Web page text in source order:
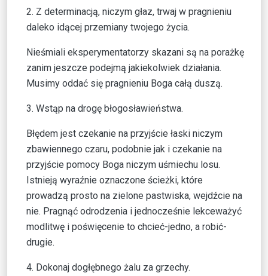
2. Z determinacją, niczym głaz, trwaj w pragnieniu
daleko idącej przemiany twojego życia.
Nieśmiali eksperymentatorzy skazani są na porażkę
zanim jeszcze podejmą jakiekolwiek działania.
Musimy oddać się pragnieniu Boga całą duszą.
3. Wstąp na drogę błogosławieństwa.
Błędem jest czekanie na przyjście łaski niczym
zbawiennego czaru, podobnie jak i czekanie na
przyjście pomocy Boga niczym uśmiechu losu.
Istnieją wyraźnie oznaczone ścieżki, które
prowadzą prosto na zielone pastwiska, wejdźcie na
nie. Pragnąć odrodzenia i jednocześnie lekceważyć
modlitwę i poświęcenie to chcieć-jedno, a robić-
drugie.
4. Dokonaj dogłębnego żalu za grzechy.